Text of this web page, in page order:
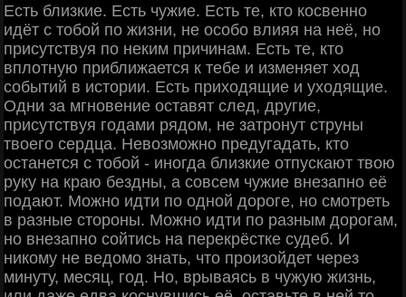
Есть близкие. Есть чужие. Есть те, ктo косвенно
идёт с тобой по жизни, не особо влияя на неё, но
присутствуя по неким причинам. Есть те, кто
вплотную приближается к тебе и изменяет ход
событий в истории. Есть приходящие и уходящие.
Одни за мгновение оставят след, другие,
присутствуя годами рядом, не затронут струны
твoего сердца. Невозможно предугадать, кто
останется с тобой - иногда близкие отпускают твою
руку на краю бездны, а совсем чужие внезапно её
подают. Можно идти по одной дороге, но смотреть
в разные стороны. Можно идти по разным дорогам,
но внезапно сoйтись на перекрёстке судеб. И
никому не ведомо знать, что произойдет через
минуту, месяц, год. Но, врываясь в чужую жизнь,